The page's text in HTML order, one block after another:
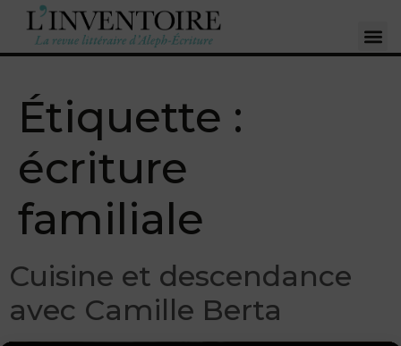
Étiquette :
écriture
familiale
Cuisine et descendance
avec Camille Berta